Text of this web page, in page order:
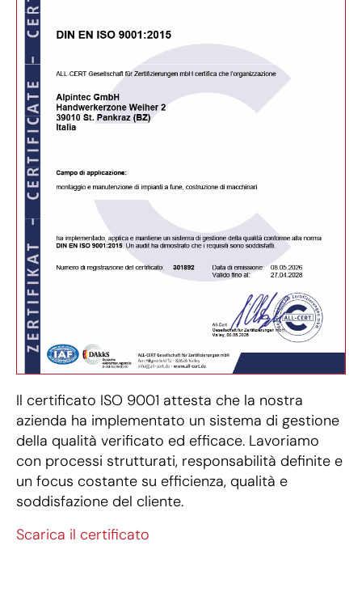
Il certificato ISO 9001 attesta che la nostra
azienda ha implementato un sistema di gestione
della qualità verificato ed efficace. Lavoriamo
con processi strutturati, responsabilità definite e
un focus costante su efficienza, qualità e
soddisfazione del cliente.
Scarica il certificato